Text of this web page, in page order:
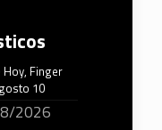
Hoy, Finger
10
2026